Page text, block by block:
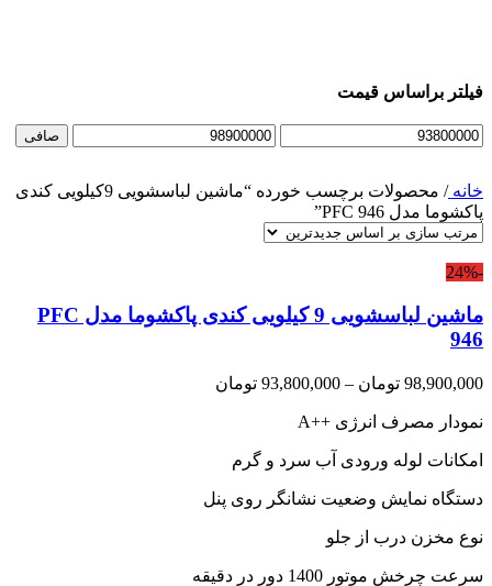
فیلتر براساس قیمت
حداقل
حداكثر
صافی
خانه/
محصولات برچسب خورده “ماشین لباسشویی 9کیلویی کندی
پاکشوما مدل PFC 946”
-24%
ماشین لباسشویی 9 کیلویی کندی پاکشوما مدل PFC
946
98,900,000 تومان –
93,800,000 تومان
نمودار مصرف انرژی A++
امکانات لوله ورودی آب سرد و گرم
دستگاه نمایش وضعیت نشانگر روی پنل
نوع مخزن درب از جلو
سرعت چرخش موتور 1400 دور در دقیقه